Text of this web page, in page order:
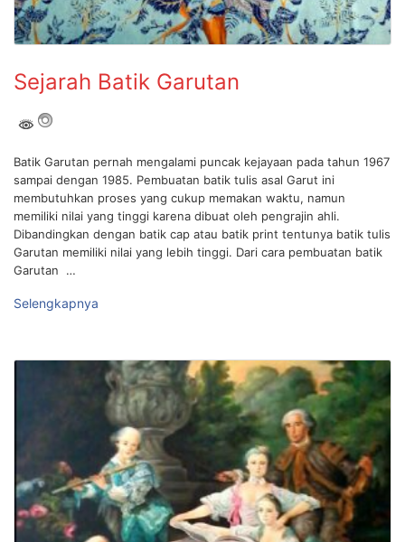
Sejarah Batik Garutan
Batik Garutan pernah mengalami puncak kejayaan pada tahun 1967
sampai dengan 1985. Pembuatan batik tulis asal Garut ini
membutuhkan proses yang cukup memakan waktu, namun
memiliki nilai yang tinggi karena dibuat oleh pengrajin ahli.
Dibandingkan dengan batik cap atau batik print tentunya batik tulis
Garutan memiliki nilai yang lebih tinggi. Dari cara pembuatan batik
Garutan …
Selengkapnya